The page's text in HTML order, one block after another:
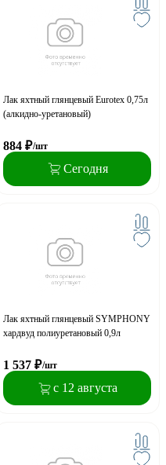
Лак яхтный глянцевый Eurotex 0,75л
(алкидно-уретановый)
884 ₽/шт
Сегодня
Лак яхтный глянцевый SYMPHONY
хардвуд полиуретановый 0,9л
1 537 ₽/шт
с 12 августа